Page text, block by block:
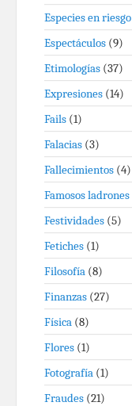
Especies en riesgo
Espectáculos (9)
Etimologías (37)
Expresiones (14)
Fails (1)
Falacias (3)
Fallecimientos (4)
Famosos ladrones
Festividades (5)
Fetiches (1)
Filosofía (8)
Finanzas (27)
Física (8)
Flores (1)
Fotografía (1)
Fraudes (21)